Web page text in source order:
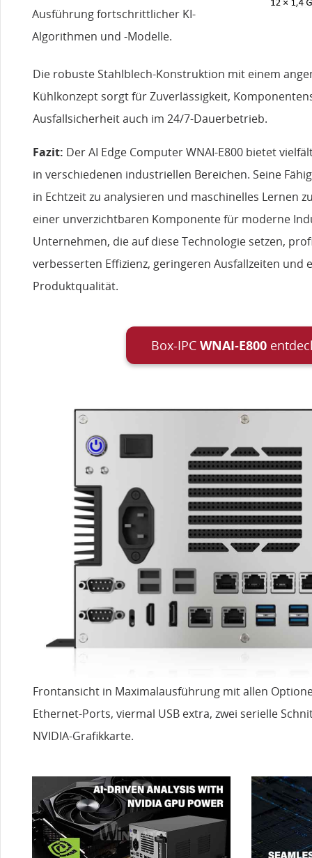
Ausführung fortschrittlicher KI-
Algorithmen und -Modelle.
Die robuste Stahlblech-Konstruktion mit einem
Kühlkonzept sorgt für Zuverlässigkeit,
Ausfallsicherheit auch im 24/7-Dauerbetrieb.
Fazit: Der AI Edge Computer WNAI-E800 bietet
in verschiedenen industriellen Bereichen. Seine
in Echtzeit zu analysieren und maschinelles Lernen
einer unverzichtbaren Komponente für moderne
Unternehmen, die auf diese Technologie setzen,
verbesserten Effizienz, geringeren Ausfallzeiten und
Produktqualität.
Box-IPC WNAI-E800
Frontansicht in Maximalausführung mit allen
Ethernet-Ports, viermal USB extra, zwei serielle
NVIDIA-Grafikkarte.